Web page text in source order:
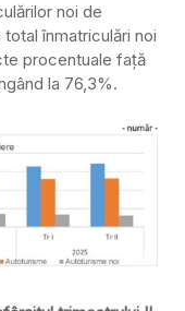
noi de
înmatriculări noi
procentuale față
la 76,3%.